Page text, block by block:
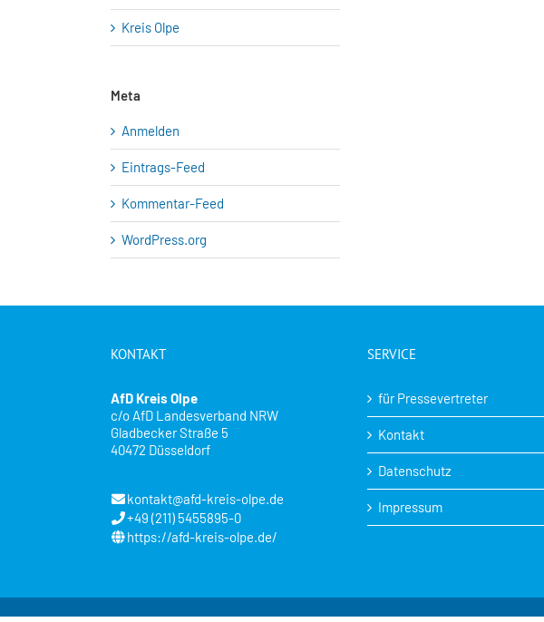
Kreis Olpe
Meta
Anmelden
Eintrags-Feed
Kommentar-Feed
WordPress.org
KONTAKT
AfD Kreis Olpe
c/o AfD Landesverband NRW
Gladbecker Straße 5
40472 Düsseldorf
kontakt@afd-kreis-olpe.de
+49 (211) 5455895-0
https://afd-kreis-olpe.de/
SERVICE
für Pressevertreter
Kontakt
Datenschutz
Impressum